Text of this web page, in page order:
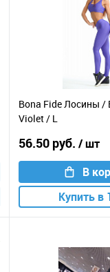
Bona Fide Лосины /
Violet / L
56.50 руб. / шт
В
Купить в